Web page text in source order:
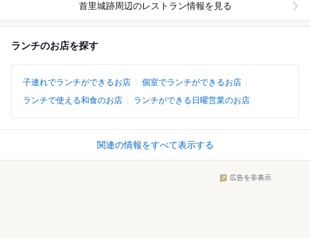
首里城跡周辺のレストラン情報を見る
ランチのお店を探す
子連れでランチができるお店
個室でランチができるお店
ランチで使える和食のお店
ランチができる日曜営業のお店
関連の情報をすべて表示する
広告を非表示